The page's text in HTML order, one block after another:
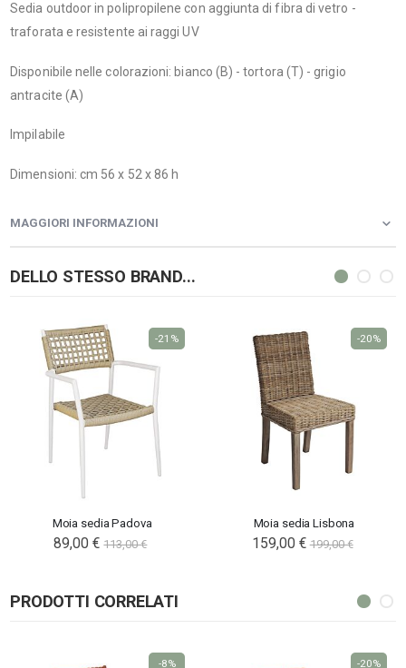
Sedia outdoor in polipropilene con aggiunta di fibra di vetro -
traforata e resistente ai raggi UV
Disponibile nelle colorazioni: bianco (B) - tortora (T) - grigio
antracite (A)
Impilabile
Dimensioni: cm 56 x 52 x 86 h
MAGGIORI INFORMAZIONI
DELLO STESSO BRAND...
Moia sedia Padova
89,00 € 113,00 €
-21%
Moia sedia Lisbona
Special
Price
159,00 € 199,00 €
-20%
PRODOTTI CORRELATI
-8% -20%